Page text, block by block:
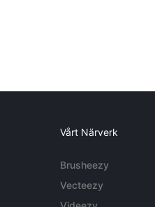
Vårt Närverk
Brusheezy
Vecteezy